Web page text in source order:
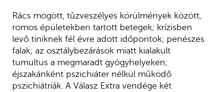
Rács mögött, tűzveszélyes körülmények között,
romos épületekben tartott betegek; krízisben
levő tiniknek fél évre adott időpontok; penészes
falak; az osztálybezárások miatt kialakult
tumultus a megmaradt gyógyhelyeken;
éjszakánként pszichiáter nélkül működő
pszichiátriák. A Válasz Extra vendége két